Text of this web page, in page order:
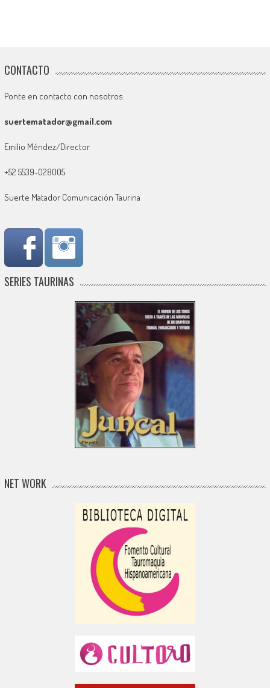
CONTACTO
Ponte en contacto con nosotros:
suertematador@gmail.com
Emilio Méndez/Director
+52 5539-028005
Suerte Matador Comunicación Taurina
SERIES TAURINAS
NET WORK